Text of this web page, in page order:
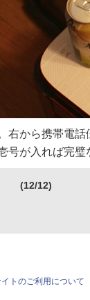
右から携帯電
号が入れば完
(12/12)
トのご利用について